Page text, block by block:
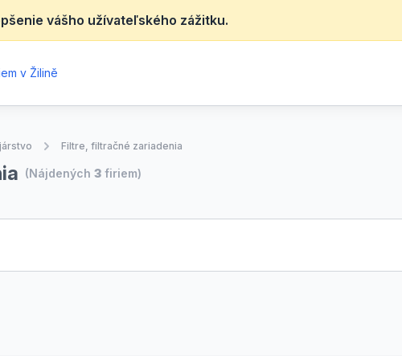
vášho užívateľského zážitku.
v Žilině
Filtre, filtračné zariadenia
(Nájdených 3 firiem)